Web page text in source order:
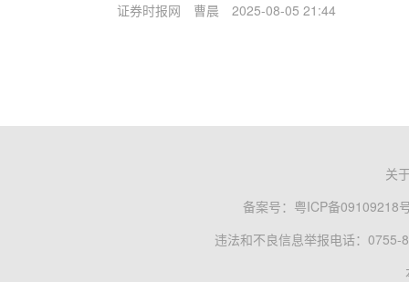
证券时报网 曹晨 2025-08-05 21:44
关
备案号： 粤ICP备09109218
违法和不良信息举报电话：0755-